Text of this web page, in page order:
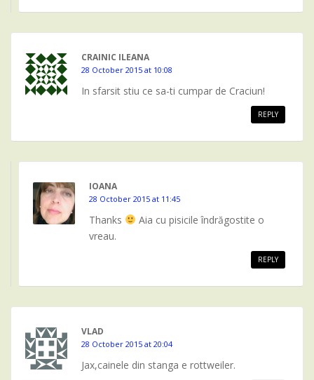
CRAINIC ILEANA
28 October 2015 at 10:08
In sfarsit stiu ce sa-ti cumpar de Craciun!
REPLY
IOANA
28 October 2015 at 11:45
Thanks
Aia cu pisicile îndrăgostite o
vreau.
REPLY
VLAD
28 October 2015 at 20:04
Jax,cainele din stanga e rottweiler.